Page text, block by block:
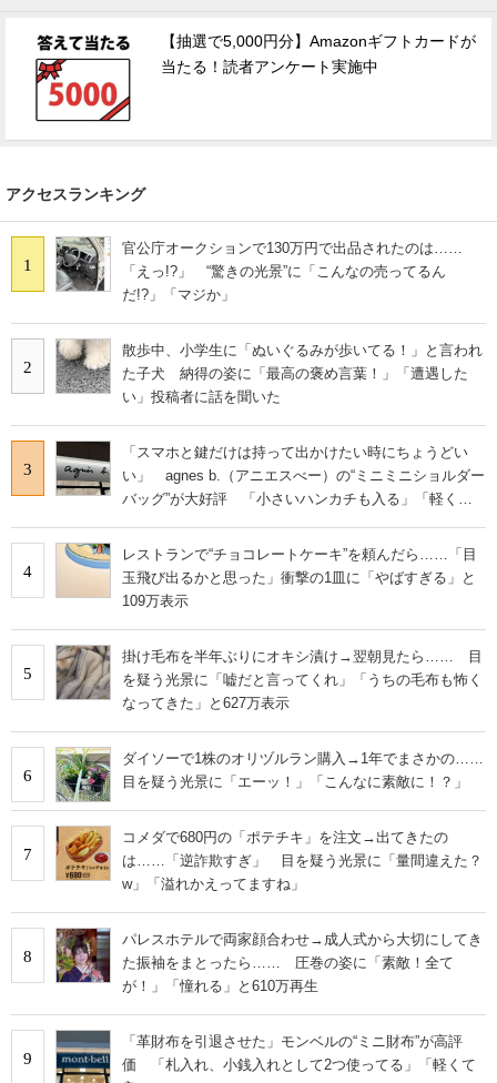
【抽選で5,000円分】Amazonギフトカードが
当たる！読者アンケート実施中
アクセスランキング
1
官公庁オークションで130万円で出品されたのは……
「えっ!?」 “驚きの光景”に「こんなの売ってるん
だ!?」「マジか」
2
散歩中、小学生に「ぬいぐるみが歩いてる！」と言われ
た子犬 納得の姿に「最高の褒め言葉！」「遭遇した
い」投稿者に話を聞いた
3
「スマホと鍵だけは持って出かけたい時にちょうどい
い」 agnes b.（アニエスべー）の“ミニミニショルダー
バッグ”が大好評 「小さいハンカチも入る」「軽くて
4
レストランで“チョコレートケーキ”を頼んだら……「目
玉飛び出るかと思った」衝撃の1皿に「やばすぎる」と
109万表示
5
掛け毛布を半年ぶりにオキシ漬け→翌朝見たら…… 目
を疑う光景に「嘘だと言ってくれ」「うちの毛布も怖く
なってきた」と627万表示
6
ダイソーで1株のオリヅルラン購入→1年でまさかの……
目を疑う光景に「エーッ！」「こんなに素敵に！？」
7
コメダで680円の「ポテチキ」を注文→出てきたの
は……「逆詐欺すぎ」 目を疑う光景に「量間違えた？
w」「溢れかえってますね」
8
パレスホテルで両家顔合わせ→成人式から大切にしてき
た振袖をまとったら…… 圧巻の姿に「素敵！全て
が！」「憧れる」と610万再生
9
「革財布を引退させた」モンベルの“ミニ財布”が高評
価 「札入れ、小銭入れとして2つ使ってる」「軽くて